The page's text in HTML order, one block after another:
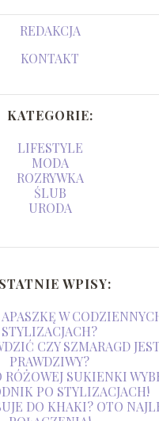
REDAKCJA
KONTAKT
KATEGORIE:
LIFESTYLE
MODA
ROZRYWKA
ŚLUB
URODA
WPISY:
W
STYLIZACJACH?
CZY SZMARAGD JEST
PRAWDZIWY?
RÓŻOWEJ SUKIENKI
PO STYLIZACJACH!
DO KHAKI? OTO